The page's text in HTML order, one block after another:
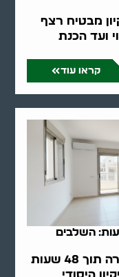
מבטיח רצף
ועד הכנת
קראו עוד
מוכנה למסירה ב-48 שעות: השלבים
מדריך מקיף להכנת דירה למסירה תוך 48 שעות
היסודי